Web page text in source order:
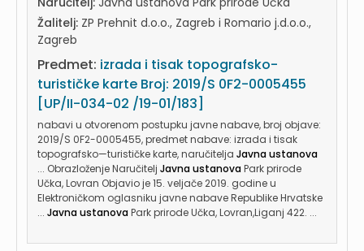
Žalitelj: ZP Prehnit d.o.o., Zagreb i Romario j.d.o.o.,
Zagreb
Predmet: izrada i tisak topografsko-
turističke karte Broj: 2019/S 0F2-0005455
[UP/II-034-02 /19-01/183]
nabavi u otvorenom postupku javne nabave, broj objave:
2019/S 0F2-0005455, predmet nabave: izrada i tisak
topografsko—turističke karte, naručitelja Javna ustanova
... Obrazloženje Naručitelj Javna ustanovaPark prirode
Učka, Lovran Objavio je 15. veljače 2019. godine u
Elektroničkom oglasniku javne nabave Republike Hrvatske
... Javna ustanovaPark prirode Učka, Lovran,Liganj 422. ...